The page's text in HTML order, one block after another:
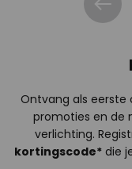
Vorige
Ontvang als eerste
promoties en de
verlichting.
kortingscode*die